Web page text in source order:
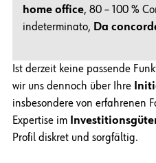
home office, 80 – 100 %
indeterminato, Da
Ist derzeit keine passende
wir uns dennoch über Ihre
insbesondere von erfahrenen
Expertise im
Profil diskret und sorgfältig.